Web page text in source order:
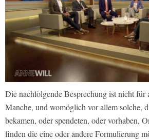
Die nachfolgende Besprechung ist nicht für
Manche, und womöglich vor allem solche,
bekamen, oder spendeten, oder vorhaben,
finden die eine oder andere Formulierung